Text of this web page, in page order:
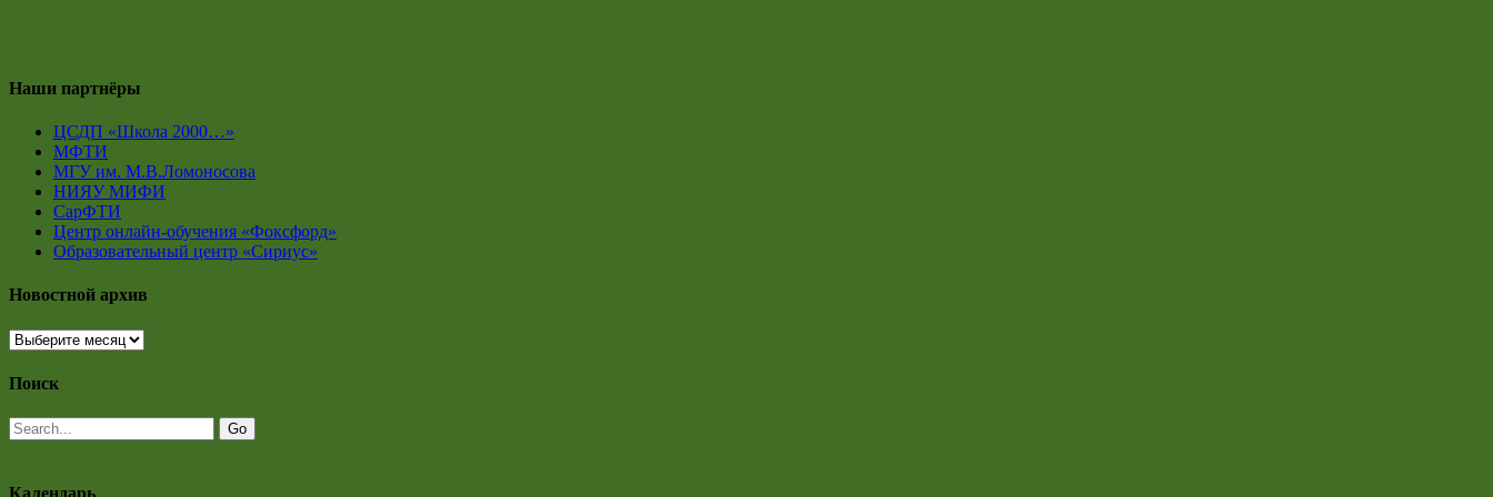
Наши партнёры
ЦСДП «Школа 2000…»
МФТИ
МГУ им. М.В.Ломоносова
НИЯУ МИФИ
СарФТИ
Центр онлайн-обучения «Фоксфорд»
Образовательный центр «Сириус»
Новостной архив
Новостной
Поиск